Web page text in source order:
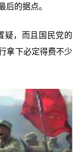
后的据点。
疑，而且国民党的
拿下必定得费不少